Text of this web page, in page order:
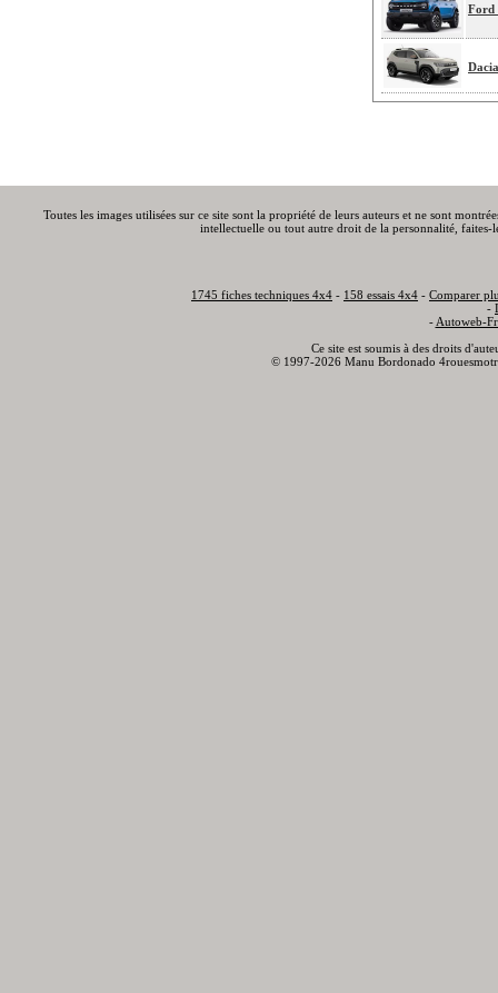
Ford
Toutes les images utilisées sur ce site sont la propriété de leurs auteurs et ne sont
intellectuelle ou tout autre droit de la personnalité,
1745 fiches techniques 4x4 - 158 essais 4x4 - Comparer
-
- Autoweb-
Ce site est soumis à des droits
© 1997-2026 Manu Bordonado